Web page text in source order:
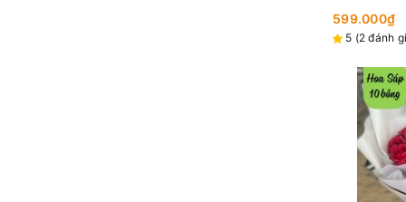
599.000₫
5 (2 đánh